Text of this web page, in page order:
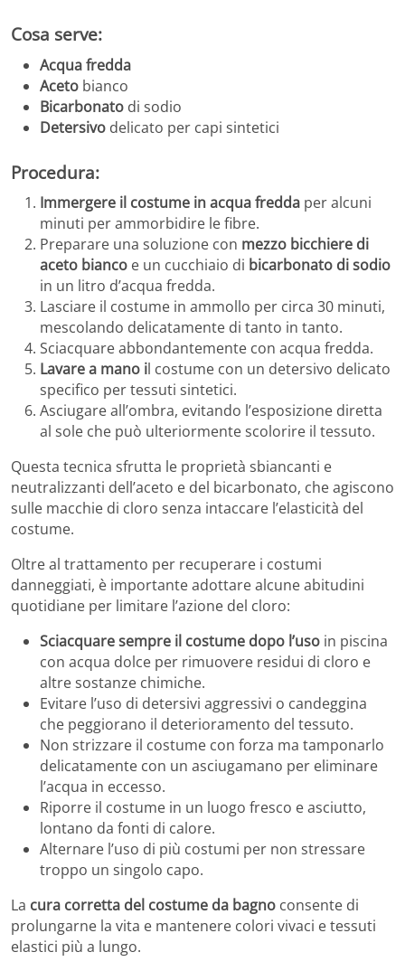
Cosa serve:
Acqua fredda
Aceto bianco
Bicarbonato di sodio
Detersivo delicato per capi sintetici
Procedura:
Immergere il costume in acqua fredda per alcuni
minuti per ammorbidire le fibre.
Preparare una soluzione con mezzo bicchiere di
aceto bianco e un cucchiaio di bicarbonato di sodio
in un litro d’acqua fredda.
Lasciare il costume in ammollo per circa 30 minuti,
mescolando delicatamente di tanto in tanto.
Sciacquare abbondantemente con acqua fredda.
Lavare a mano il costume con un detersivo delicato
specifico per tessuti sintetici.
Asciugare all’ombra, evitando l’esposizione diretta
al sole che può ulteriormente scolorire il tessuto.
Questa tecnica sfrutta le proprietà sbiancanti e
neutralizzanti dell’aceto e del bicarbonato, che agiscono
sulle macchie di cloro senza intaccare l’elasticità del
costume.
Oltre al trattamento per recuperare i costumi
danneggiati, è importante adottare alcune abitudini
quotidiane per limitare l’azione del cloro:
Sciacquare sempre il costume dopo l’uso in piscina
con acqua dolce per rimuovere residui di cloro e
altre sostanze chimiche.
Evitare l’uso di detersivi aggressivi o candeggina
che peggiorano il deterioramento del tessuto.
Non strizzare il costume con forza ma tamponarlo
delicatamente con un asciugamano per eliminare
l’acqua in eccesso.
Riporre il costume in un luogo fresco e asciutto,
lontano da fonti di calore.
Alternare l’uso di più costumi per non stressare
troppo un singolo capo.
La cura corretta del costume da bagno consente di
prolungarne la vita e mantenere colori vivaci e tessuti
elastici più a lungo.